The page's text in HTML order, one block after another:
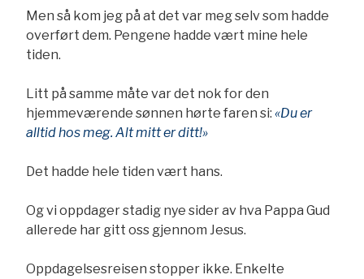
Men så kom jeg på at det var meg selv som hadde
overført dem. Pengene hadde vært mine hele
tiden.
Litt på samme måte var det nok for den
hjemmeværende sønnen hørte faren si: «Du er
alltid hos meg. Alt mitt er ditt!»
Det hadde hele tiden vært hans.
Og vi oppdager stadig nye sider av hva Pappa Gud
allerede har gitt oss gjennom Jesus.
Oppdagelsesreisen stopper ikke. Enkelte